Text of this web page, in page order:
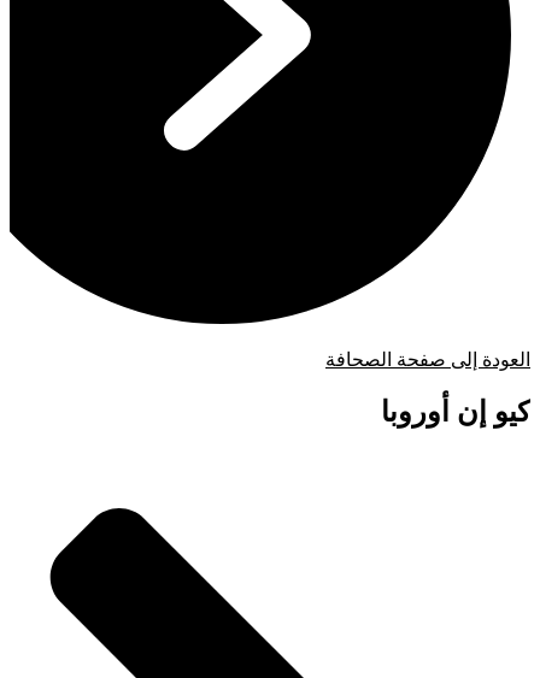
العودة إلى صفحة الصحافة
كيو إن أوروبا